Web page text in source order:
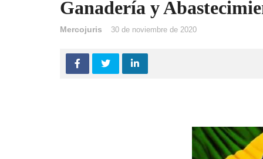
Ganadería y
Mercojuris 30 de noviembre de 2020